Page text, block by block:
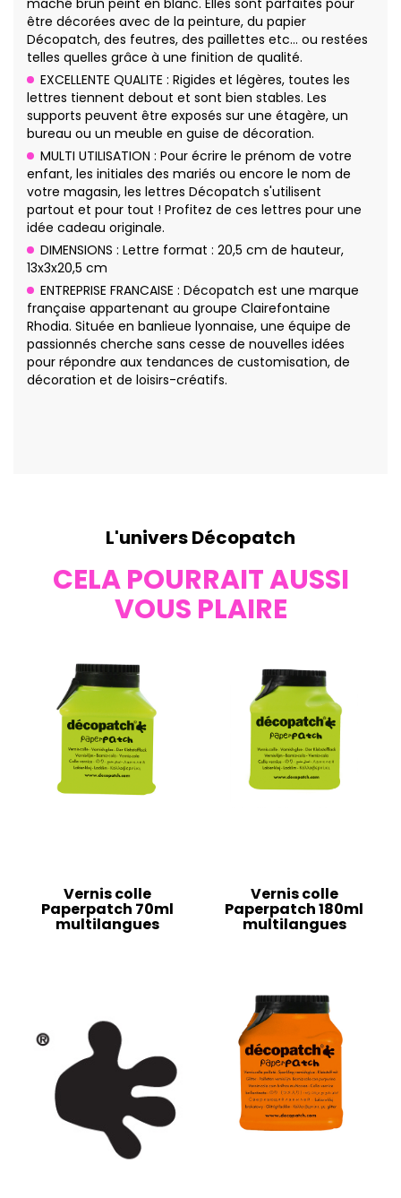
maché brun peint en blanc. Elles sont parfaites pour
être décorées avec de la peinture, du papier
Décopatch, des feutres, des paillettes etc… ou restées
telles quelles grâce à une finition de qualité.
EXCELLENTE QUALITE : Rigides et légères, toutes les
lettres tiennent debout et sont bien stables. Les
supports peuvent être exposés sur une étagère, un
bureau ou un meuble en guise de décoration.
MULTI UTILISATION : Pour écrire le prénom de votre
enfant, les initiales des mariés ou encore le nom de
votre magasin, les lettres Décopatch s'utilisent
partout et pour tout ! Profitez de ces lettres pour une
idée cadeau originale.
DIMENSIONS : Lettre format : 20,5 cm de hauteur,
13x3x20,5 cm
ENTREPRISE FRANCAISE : Décopatch est une marque
française appartenant au groupe Clairefontaine
Rhodia. Située en banlieue lyonnaise, une équipe de
passionnés cherche sans cesse de nouvelles idées
pour répondre aux tendances de customisation, de
décoration et de loisirs-créatifs.
L'univers Décopatch
CELA POURRAIT AUSSI
VOUS PLAIRE
Vernis colle
Paperpatch 70ml
multilangues
Vernis colle
Paperpatch 180ml
multilangues